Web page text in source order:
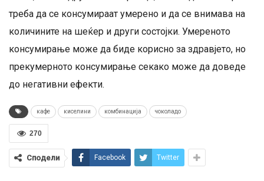
треба да се консумираат умерено и да се внимава на
количините на шеќер и други состојки. Умереното
консумирање може да биде корисно за здравјето, но
прекумерното консумирање секако може да доведе
до негативни ефекти.
кафе киселини комбинација чоколадо
270
Сподели Facebook Twitter